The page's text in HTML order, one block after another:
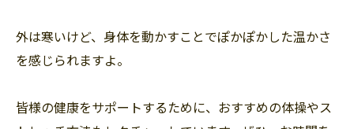
外は寒いけど、身体を動かすことでぽかぽかした温かさ
を感じられますよ。
皆様の健康をサポートするために、おすすめの体操やス